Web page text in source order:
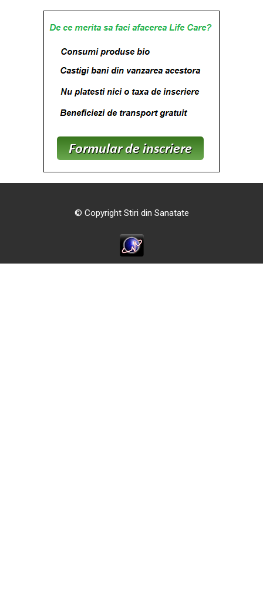
© Copyright Stiri din Sanatate